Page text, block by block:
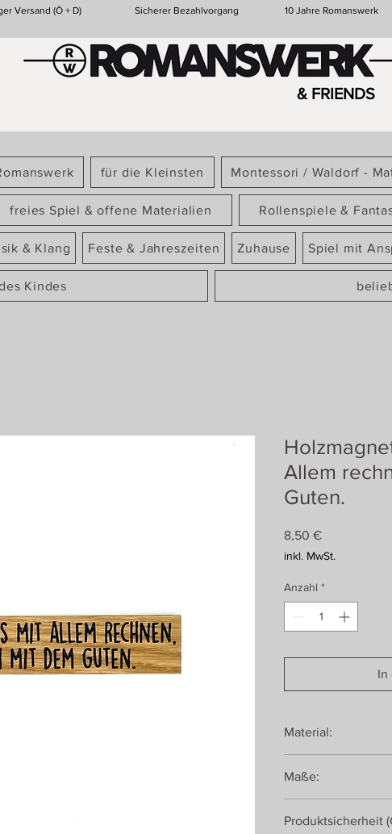
Versand (Ö + D) Sicherer Bezahlvorgang 10 Jahre Romanswerk
& FRIENDS
für die Kleinsten Montessori / Waldorf -
freies Spiel & offene Materialien Rollenspiele &
& Klang Feste & Jahreszeiten Zuhause Spiel mit
Kindes
Allem
Guten.
8,50 €Preis
inkl. MwSt.
Anzahl *
In
Material:
Neodym-Magnet
Maße:
Produktsicherheit